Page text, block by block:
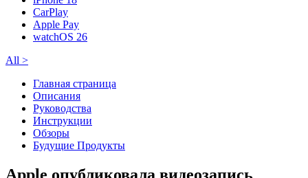
CarPlay
Apple Pay
watchOS 26
All >
Главная страница
Описания
Руководства
Инструкции
Обзоры
Будущие Продукты
Apple опубликовала видеозапись